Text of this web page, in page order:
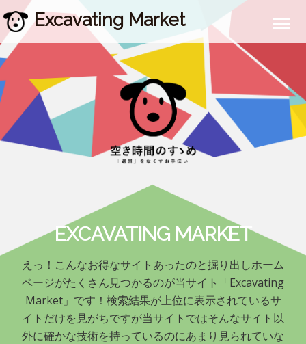
Excavating Market
EXCAVATING MARKET
えっ！こんなお得なサイトあったのと掘り出しホーム
ページがたくさん見つかるのが当サイト「Excavating
Market」です！検索結果が上位に表示されているサ
イトだけを見がちですが当サイトではそんなサイト以
外に確かな技術を持っているのにあまり見られていな